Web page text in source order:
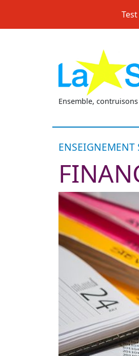
content
Ensemble,
ENSEIGNEMENT